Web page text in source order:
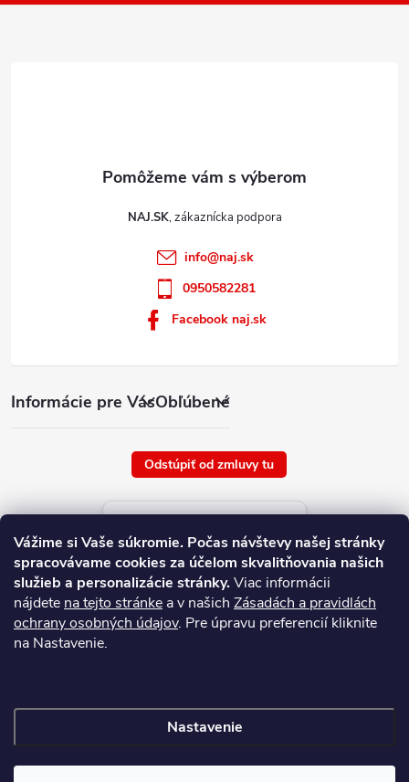
Vážime si Vaše súkromie. Počas návštevy našej stránky
spracovávame cookies za účelom skvalitňovania našich
služieb a personalizácie stránky.Viac informácii
nájdete na tejto stránke a v našich Zásadách a pravidlách
ochrany osobných údajov. Pre úpravu preferencií kliknite
na Nastavenie.
Nastavenie
i
Informácie pre VásObľúbené
NAJ.SK
info@naj.sk
0950582281
Facebook naj.sk
Odstúpiť od zmluvy tu
Aktuálne ceny tovaru
platné od : 10/8/2026
Copyright 2026NAJ.SK. Všetky práva vyhradené.